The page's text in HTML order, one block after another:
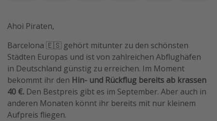
Hotels in Amsterdam
Hotels am Achensee
Weitere Themen
Reise Journal
Familienurlaub in der Türkei
Ahoi Piraten,
Barcelona 🇪🇸 gehört mitunter zu den schönsten
Städten Europas und ist von zahlreichen Abflughäfen
in Deutschland günstig zu erreichen. Im Moment
bekommt ihr den Hin- und Rückflug bereits ab krassen
40 €. Den Bestpreis gibt es im September. Aber auch in
anderen Monaten könnt ihr bereits mit nur kleinem
Aufpreis fliegen.